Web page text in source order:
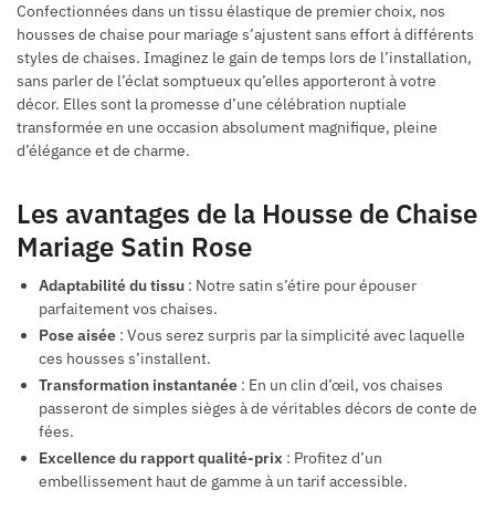
Confectionnées dans un tissu élastique de premier choix, nos
housses de chaise pour mariage s’ajustent sans effort à différents
styles de chaises. Imaginez le gain de temps lors de l’installation,
sans parler de l’éclat somptueux qu’elles apporteront à votre
décor. Elles sont la promesse d’une célébration nuptiale
transformée en une occasion absolument magnifique, pleine
d’élégance et de charme.
Les avantages de la Housse de Chaise
Mariage Satin Rose
Adaptabilité du tissu : Notre satin s’étire pour épouser
parfaitement vos chaises.
Pose aisée : Vous serez surpris par la simplicité avec laquelle
ces housses s’installent.
Transformation instantanée : En un clin d’œil, vos chaises
passeront de simples sièges à de véritables décors de conte de
fées.
Excellence du rapport qualité-prix : Profitez d’un
embellissement haut de gamme à un tarif accessible.